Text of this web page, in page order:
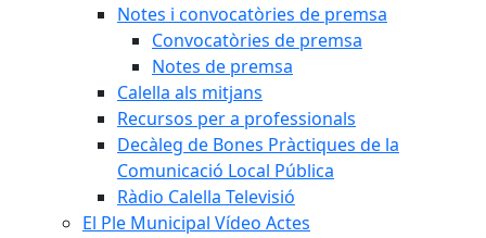
Notes i convocatòries de premsa
Convocatòries de premsa
Notes de premsa
Calella als mitjans
Recursos per a professionals
Decàleg de Bones Pràctiques de la
Comunicació Local Pública
Ràdio Calella Televisió
El Ple Municipal Vídeo Actes